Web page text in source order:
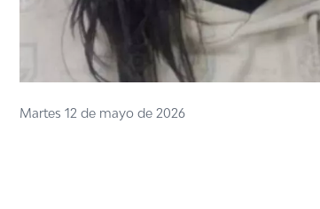
Martes 12 de mayo de 2026